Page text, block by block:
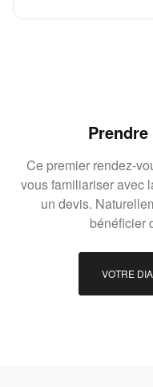
Ce premier rendez-
vous familiariser avec
un devis.
bénéficier
VOTRE